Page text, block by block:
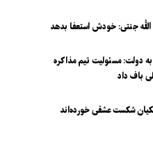
جنتی: خودش استعفا بدهد
دولت: مسئولیت تیم مذاکره
باف داد
شکست عشقی خورده‌اند